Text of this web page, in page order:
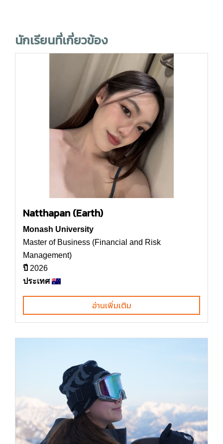
นักเรียนที่เกี่ยวข้อง
Natthapan (Earth)
Monash University
Master of Business (Financial and Risk
Management)
ปี 2026
ประเทศ
อ่านเพิ่มเติม